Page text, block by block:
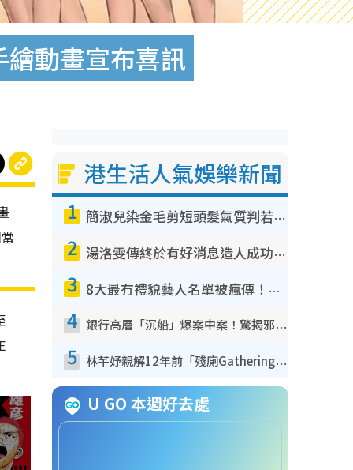
動畫宣布喜訊
港生活人氣娛樂新聞
1 簡淑兒染金毛剪短頭髮氣質判若兩人！嚇壞老公麥大力都認唔出：「你做咩事？」
2 湯洛雯傳終於有好消息造人成功！兩大細節曝孕味極濃惹猜測：大肚婆先會咁！
3 8大最冇禮貌藝人名單被瘋傳！網民揭發明星真面目 一致數臭呢位係無品天花板？
4 銀行高層「沉船」爆案中案！驚揭邪教洗腦操控賣淫被吞600萬 幕後黑手講多錯多
5 林芊妤親解12年前「殘廁Gathering」真相！高層解約一句話重創尊嚴至今拒返TVB
U GO 本週好去處